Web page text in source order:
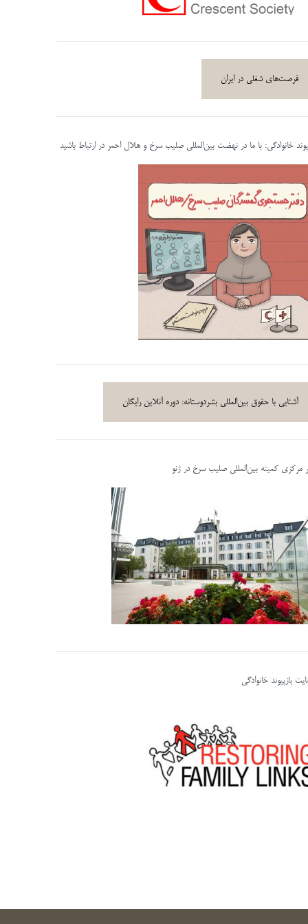
فرصت‌های شغلی در ایران
خانوادگی: با ما در نهضت بین‌المللی صلیب سرخ و هلال احمر در ارتباط باشید
آشنایی با حقوق بین‌المللی بشردوستانه: دوره آنلاین رایگان
مرکزی کمیته بین‌المللی صلیب سرخ در ژنو
بازپیوند خانوادگی